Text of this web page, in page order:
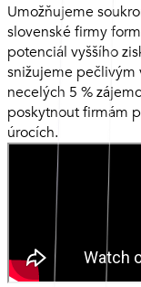
Umožňujeme
slovenské firmy
potenciál vyššího
snižujeme pečlivým
necelých 5 %
poskytnout firmám
úrocích.